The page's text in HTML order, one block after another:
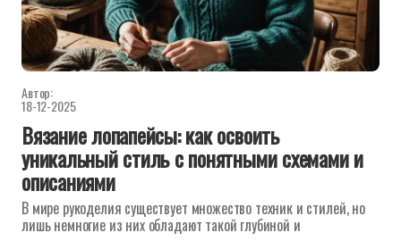
Автор:
18-12-2025
Вязание лопапейсы: как освоить
уникальный стиль с понятными схемами и
описаниями
В мире рукоделия существует множество техник и стилей, но
лишь немногие из них обладают такой глубиной и